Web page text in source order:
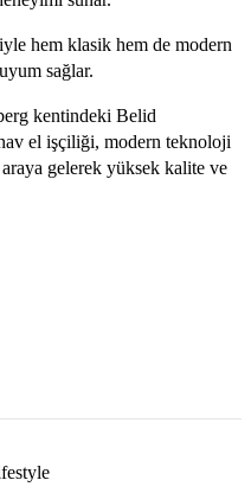
hem klasik hem de modern
sağlar.
kentindeki Belid
el işçiliği, modern teknoloji
gelerek yüksek kalite ve